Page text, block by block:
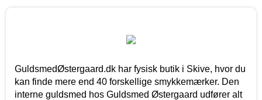
GuldsmedØstergaard.dk har fysisk butik i Skive, hvor du
kan finde mere end 40 forskellige smykkemærker. Den
interne guldsmed hos Guldsmed Østergaard udfører alt